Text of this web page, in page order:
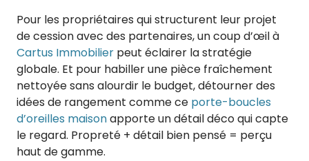
Pour les propriétaires qui structurent leur projet
de cession avec des partenaires, un coup d’œil à
Cartus Immobilier peut éclairer la stratégie
globale. Et pour habiller une pièce fraîchement
nettoyée sans alourdir le budget, détourner des
idées de rangement comme ce porte-boucles
d’oreilles maisonapporte un détail déco qui capte
le regard. Propreté + détail bien pensé = perçu
haut de gamme.